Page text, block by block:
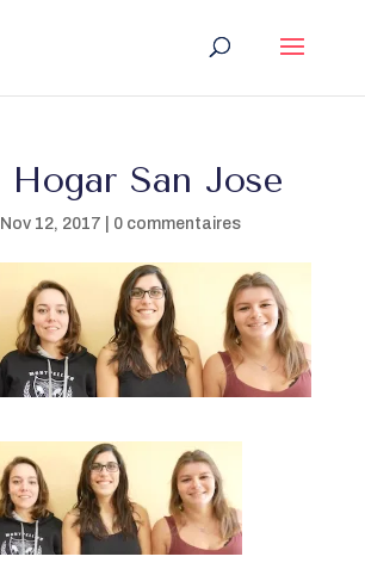
Hogar San Jose
Nov 12, 2017 0 commentaires